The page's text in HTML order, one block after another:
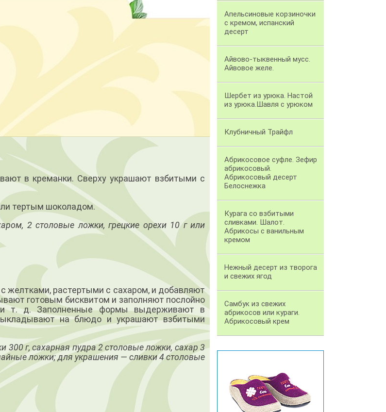
в креманки. Сверху украшают взбитыми с
тертым шоколадом.
2 столовые ложки, грецкие орехи 10 г или
желтками, растертыми с сахаром, и добавляют
готовым бисквитом и заполняют послойно
т. д. Заполненные формы выдерживают в
на блюдо и украшают взбитыми
300 г, сахарная пудра 2 столовые ложки, сахар 3
ложки; для украшения — сливки 4 столовые
Апельсиновые корзиночки
с кремом, испанский
десерт
Айвово-тыквенный мусс.
Айвовое желе.
Шербет из урюка. Настой
из урюка.Шавля с урюком
Клубничный Трайфл
Абрикосовое суфле. Зефир
абрикосовый.
Абрикосовый десерт
Белоснежка
Курага со взбитыми
сливками. Шалот.
Абрикосы с ванильным
кремом
Нежный десерт из творога
и свежих ягод
Самбук из свежих
абрикосов или кураги.
Абрикосовый крем